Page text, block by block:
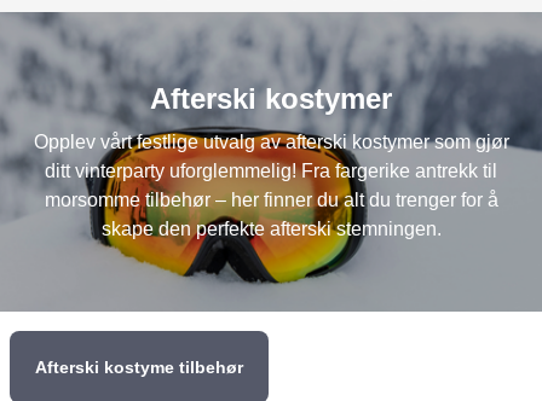
Afterski kostymer
Opplev vårt festlige utvalg av afterski kostymer som gjør
ditt vinterparty uforglemmelig! Fra fargerike antrekk til
morsomme tilbehør – her finner du alt du trenger for å
skape den perfekte afterski stemningen.
Afterski kostyme tilbehør